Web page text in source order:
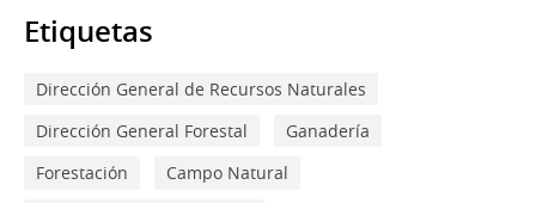
Etiquetas
Dirección General de Recursos Naturales
Dirección General Forestal
Ganadería
Forestación
Campo Natural